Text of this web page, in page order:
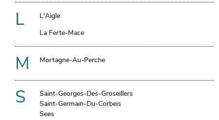
L
L'Aigle
La Ferte-Mace
M Mortagne-Au-Perche
S
Saint-Georges-Des-Groseillers
Saint-Germain-Du-Corbeis
Sees